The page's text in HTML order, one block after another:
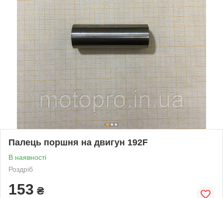
Палець поршня на двигун 192F
В наявності
Роздріб
153 ₴